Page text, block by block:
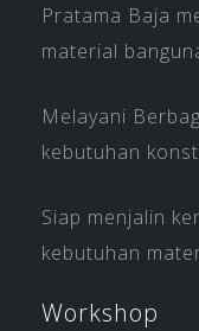
Pratama Baja
material
Melayani
kebutuhan
Siap menjalin
kebutuhan
Workshop